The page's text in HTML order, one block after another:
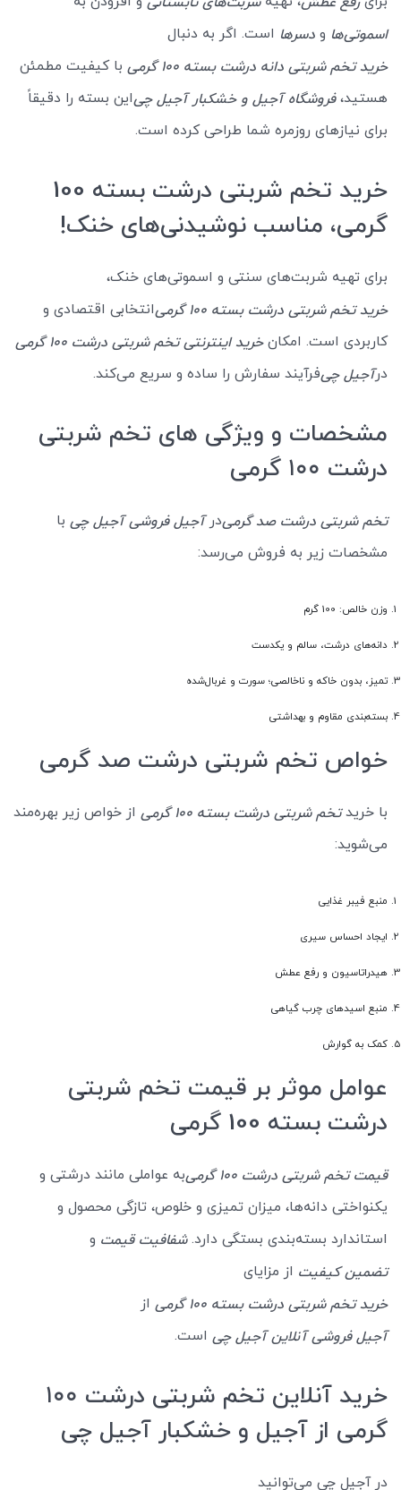
اسموتی‌ها و دسرها است. اگر به دنبال
خرید تخم شربتی دانه درشت بسته 100 گرمی
با کیفیت مطمئن
هستید،فروشگاه آجیل و خشکبار آجیل چیاین بسته را دقیقاً
برای نیازهای روزمره شما طراحی کرده است.
خرید تخم شربتی درشت بسته 100
گرمی، مناسب نوشیدنی‌های خنک!
برای تهیه شربت‌های سنتی و اسموتی‌های خنک،
خرید تخم شربتی درشت بسته 100 گرمی
انتخابی اقتصادی و
کاربردی است. امکانخرید اینترنتی تخم شربتی درشت 100 گرمی
درآجیل چیفرآیند سفارش را ساده و سریع می‌کند.
مشخصات و ویژگی های تخم شربتی
درشت ۱۰۰ گرمی
تخم شربتی درشت صد گرمیدرآجیل فروشی آجیل چی با
مشخصات زیر به فروش می‌رسد:
وزن خالص: 100 گرم
دانه‌های درشت، سالم و یکدست
تمیز، بدون خاکه و ناخالصی؛ سورت و غربال‌شده
بسته‌بندی مقاوم و بهداشتی
خواص تخم شربتی درشت صد گرمی
با خریدتخم شربتی درشت بسته 100 گرمی
از خواص زیر بهره‌مند
می‌شوید:
منبع فیبر غذایی
ایجاد احساس سیری
هیدراتاسیون و رفع عطش
منبع اسیدهای چرب گیاهی
کمک به گوارش
عوامل موثر بر قیمت تخم شربتی
درشت بسته 100 گرمی
قیمت تخم شربتی درشت 100 گرمی
به عواملی مانند درشتی و
یکنواختی دانه‌ها، میزان تمیزی و خلوص، تازگی محصول و
استاندارد بسته‌بندی بستگی دارد.شفافیت قیمت و
تضمین کیفیت از مزایای
خرید تخم شربتی درشت بسته 100 گرمی
از
آجیل فروشی آنلاین آجیل چی است.
خرید آنلاین تخم شربتی درشت ۱۰۰
گرمی از آجیل و خشکبار آجیل چی
در آجیل چی می‌توانید